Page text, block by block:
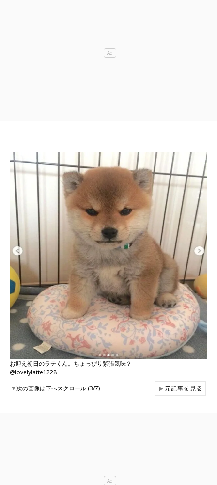
お迎え初日のラテくん。ちょっぴり緊張気味？
@lovelylatte1228
▼次の画像は下へスクロール (3/7) ▶元記事を見る